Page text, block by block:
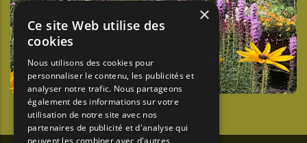
×
Ce site Web utilise des
cookies
Nous utilisons des cookies pour
personnaliser le contenu, les publicités et
analyser notre trafic. Nous partageons
également des informations sur votre
utilisation de notre site avec nos
partenaires de publicité et d'analyse qui
peuvent les combiner avec d'autres